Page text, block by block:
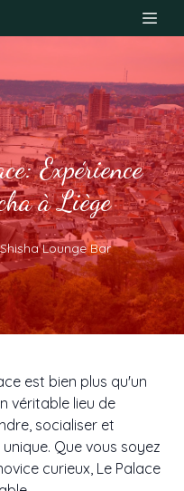
Expérience
à Liège
Shisha Lounge Bar
est bien plus qu'un
véritable lieu de
socialiser et
Que vous soyez
curieux, Le Palace